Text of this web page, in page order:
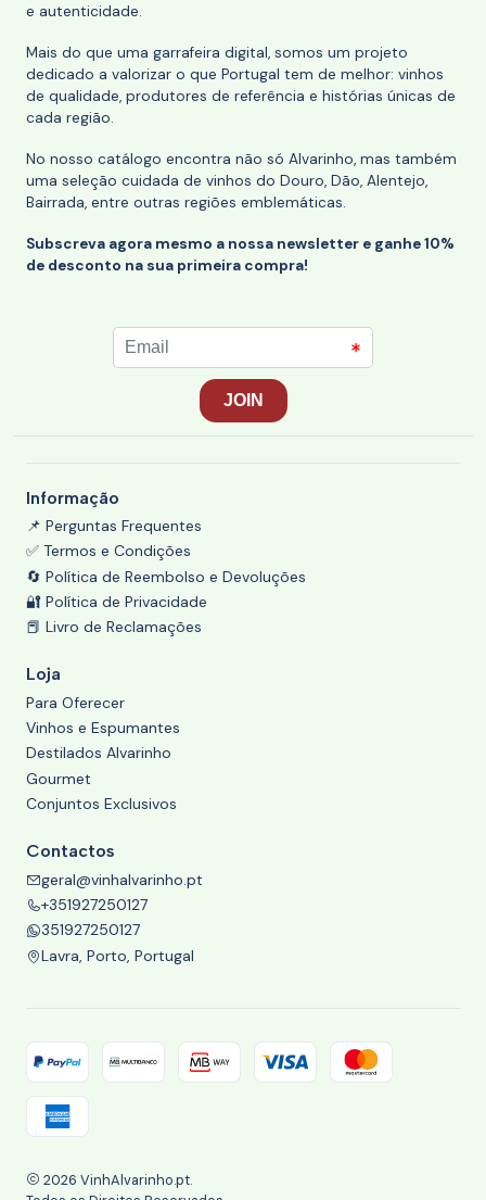
e autenticidade.
Mais do que uma garrafeira digital, somos um projeto
dedicado a valorizar o que Portugal tem de melhor: vinhos
de qualidade, produtores de referência e histórias únicas de
cada região.
No nosso catálogo encontra não só Alvarinho, mas também
uma seleção cuidada de vinhos do Douro, Dão, Alentejo,
Bairrada, entre outras regiões emblemáticas.
Subscreva agora mesmo a nossa newsletter e ganhe 10%
de desconto na sua primeira compra!
Informação
📌 Perguntas Frequentes
✅ Termos e Condições
🔄 Política de Reembolso e Devoluções
🔐 Política de Privacidade
📕 Livro de Reclamações
Loja
Para Oferecer
Vinhos e Espumantes
Destilados Alvarinho
Gourmet
Conjuntos Exclusivos
Contactos
geral@vinhalvarinho.pt
+351927250127
351927250127
Lavra, Porto, Portugal
2026 VinhAlvarinho.pt.